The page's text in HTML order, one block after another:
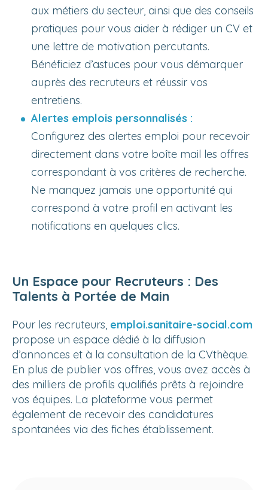
aux métiers du secteur, ainsi que des conseils
pratiques pour vous aider à rédiger un CV et
une lettre de motivation percutants.
Bénéficiez d’astuces pour vous démarquer
auprès des recruteurs et réussir vos
entretiens.
Alertes emplois personnalisés :
Configurez des alertes emploi pour recevoir
directement dans votre boîte mail les offres
correspondant à vos critères de recherche.
Ne manquez jamais une opportunité qui
correspond à votre profil en activant les
notifications en quelques clics.
Un Espace pour Recruteurs : Des
Talents à Portée de Main
Pour les recruteurs, emploi.sanitaire-social.com
propose un espace dédié à la diffusion
d’annonces et à la consultation de la CVthèque.
En plus de publier vos offres, vous avez accès à
des milliers de profils qualifiés prêts à rejoindre
vos équipes. La plateforme vous permet
également de recevoir des candidatures
spontanées via des fiches établissement.